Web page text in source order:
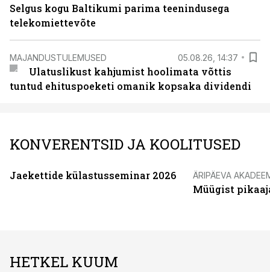
Selgus kogu Baltikumi parima teenindusega
telekomiettevõte
MAJANDUSTULEMUSED 05.08.26, 14:37
Ulatuslikust kahjumist hoolimata võttis
tuntud ehituspoeketi omanik kopsaka dividendi
KONVERENTSID JA KOOLITUSED
Jaekettide külastusseminar 2026 ÄRIPÄEVA
Müügist
HETKEL KUUM